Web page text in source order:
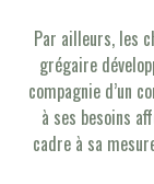
Par ailleurs, les
grégaire
compagnie d’un
à ses besoins
cadre à sa